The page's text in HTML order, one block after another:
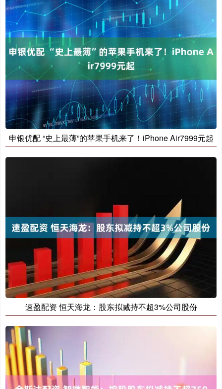
申银优配 “史上最薄”的苹果手机来了！iPhone Air7999元起
速盈配资 恒天海龙：股东拟减持不超3%公司股份